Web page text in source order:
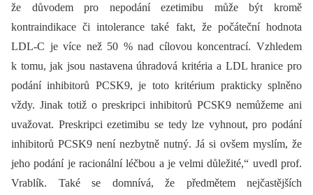
že důvodem pro nepodání ezetimibu může být kromě
kontraindikace či intolerance také fakt, že počáteční hodnota
LDL-C je více než 50 % nad cílovou koncentrací. Vzhledem
k tomu, jak jsou nastavena úhradová kritéria a LDL hranice pro
podání inhibitorů PCSK9, je toto kritérium prakticky splněno
vždy. Jinak totiž o preskripci inhibitorů PCSK9 nemůžeme ani
uvažovat. Preskripci ezetimibu se tedy lze vyhnout, pro podání
inhibitorů PCSK9 není nezbytně nutný. Já si ovšem myslím, že
jeho podání je racionální léčbou a je velmi důležité,“ uvedl prof.
Vrablík. Také se domnívá, že předmětem nejčastějších